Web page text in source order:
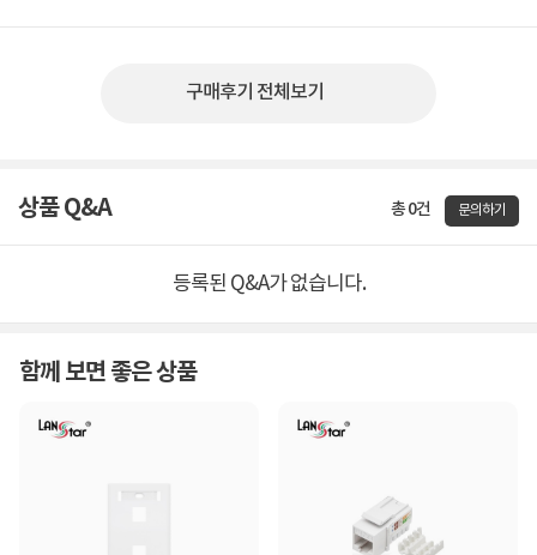
구매후기 전체보기
상품 Q&A 총 0건 문의하기
등록된 Q&A가 없습니다.
함께 보면 좋은 상품